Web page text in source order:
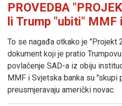
PROVEDBA
li Trump "ubiti"
To se nagađa otkako je
dokument koji je pratio
povlačenje SAD-a iz obiju
MMF i Svjetska banka su "skupi
preusmjeravaju američki novac.